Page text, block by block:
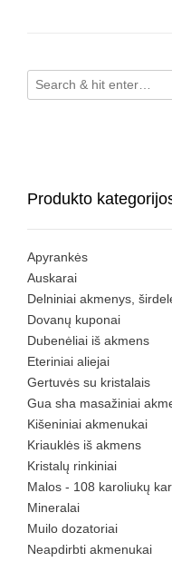
Produkto
Apyrankės
Auskarai
Delniniai akmenys,
Dovanų kuponai
Dubenėliai iš akmens
Eteriniai aliejai
Gertuvės su kristalais
Gua sha masažiniai
Kišeniniai akmenukai
Kriauklės iš akmens
Kristalų rinkiniai
Malos - 108 karoliukų
Mineralai
Muilo dozatoriai
Neapdirbti akmenukai